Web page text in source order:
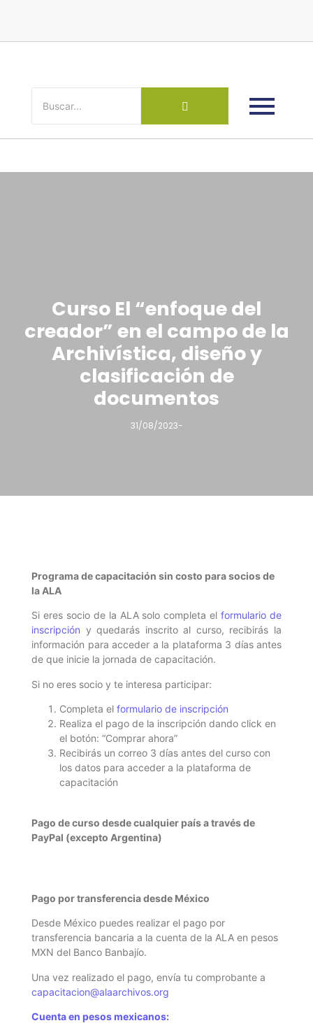
Curso El “enfoque del
creador” en el campo de la
Archivística, diseño y
clasificación de
documentos
31/08/2023-
Programa de capacitación sin costo para socios de
la ALA
Si eres socio de la ALA solo completa elformulario de
inscripción y quedarás inscrito al curso, recibirás la
información para acceder a la plataforma 3 días antes
de que inicie la jornada de capacitación.
Si no eres socio y te interesa participar:
Completa el formulario de inscripción
Realiza el pago de la inscripción dando click en
el botón: “Comprar ahora”
Recibirás un correo 3 días antes del curso con
los datos para acceder a la plataforma de
capacitación
Pago de curso desde cualquier país a través de
PayPal (excepto Argentina)
Pago por transferencia desde México
Desde México puedes realizar el pago por
transferencia bancaria a la cuenta de la ALA en pesos
MXN del Banco Banbajío.
Una vez realizado el pago, envía tu comprobante a
capacitacion@alaarchivos.org
Cuenta en pesos mexicanos: